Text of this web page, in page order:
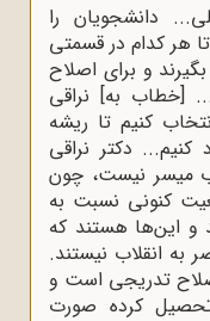
دانشجویان را
هر کدام در قسمتی
و برای اصلاح
[خطاب به] نراقی
کنیم تا ریشه
کنیم... دکتر نراقی
میسر نیست، چون
کنونی نسبت به
و این‌ها هستند که
به انقلاب نیستند.
تدریجی است و
کرده صورت